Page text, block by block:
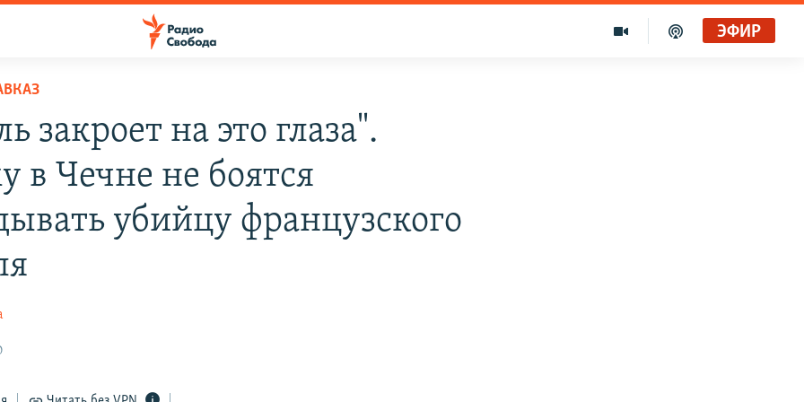
ЭФИР
закроет на это глаза".
в Чечне не боятся
убийцу французского